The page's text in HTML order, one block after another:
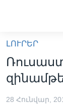
հիմնական
անցնել
հիմնական
ԼՈՒՐԵՐ
ԼՈՒՐԵՐ
28 Հունվար,